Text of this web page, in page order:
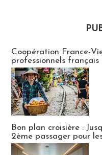
Coopération France-
professionnels
Bon plan croisière :
2ème passager pour